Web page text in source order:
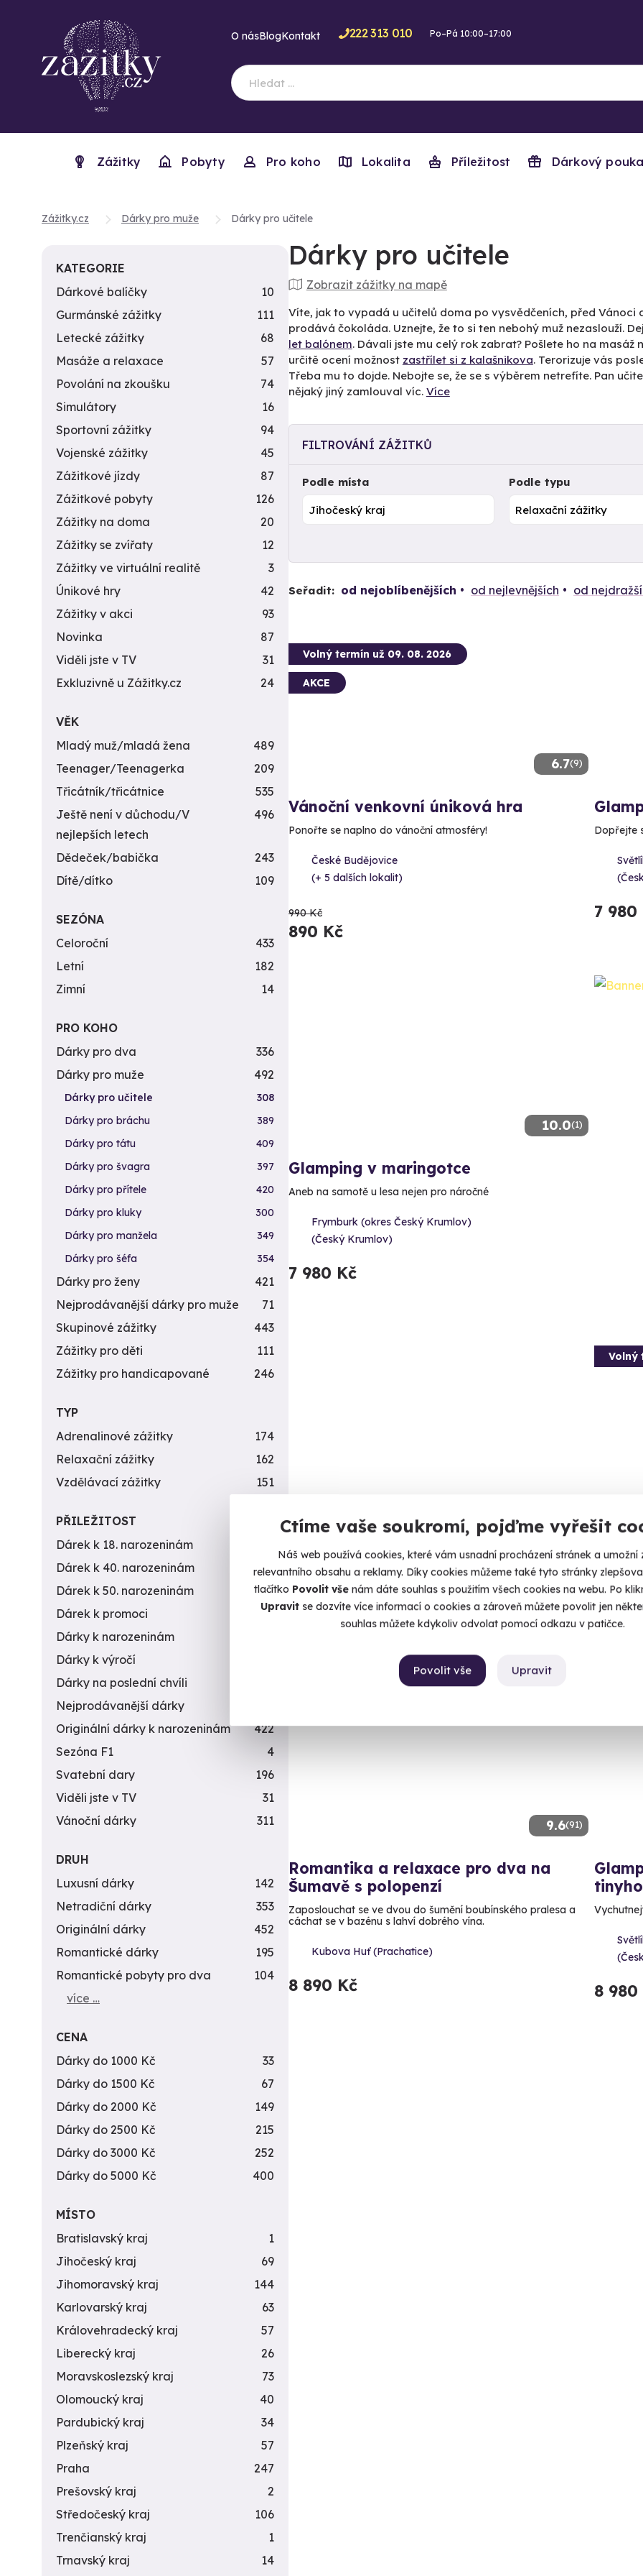
Ctíme vaše soukromí, pojďme vyřešit
Náš web používá cookies, které vám usnadní procházení stránek a umožní
relevantního obsahu a reklamy. Díky cookies můžeme také tyto stránky
tlačítko Povolit vše nám dáte souhlas s použitím všech cookies na webu. Po
Upravitse dozvíte více informací o cookies a zároveň můžete povolit jen
souhlas můžete kdykoliv odvolat pomocí odkazu v patičce.
Upravit
Povolit vše
O násBlogKontakt 222 313 010 Po–Pá 10:00–17:00
Zážitky Pobyty Pro koho Lokalita Příležitost Dárkový
Zážitky.cz Dárky pro muže Dárky pro učitele
Dárky pro učitele
Zobrazit zážitky na mapě
Víte, jak to vypadá u učitelů doma po vysvědčeních, před
prodává čokoláda. Uznejte, že to si ten nebohý muž nezaslouží.
let balónem. Dávali jste mu celý rok zabrat? Pošlete ho na masáž
určitě ocení možnost zastřílet si z kalašnikova. Terorizuje vás
Třeba mu to dojde. Nebojte se, že se s výběrem netrefíte. Pan
nějaký jiný zamlouval víc. Více
FILTROVÁNÍ ZÁŽITKŮ
Podle místa Podle typu
Seřadit: od nejoblíbenějších od nejlevnějších od
6.7(9)
Volný termín už 09. 08. 2026
AKCE
Vánoční venkovní úniková hra
Ponořte se naplno do vánoční atmosféry!
České Budějovice
(+ 5 dalších lokalit)
990 Kč
890 Kč
Dopřejte
7 980
10.0(1)
Glamping v maringotce
Aneb na samotě u lesa nejen pro náročné
Frymburk (okres Český Krumlov)
(Český Krumlov)
7 980 Kč
Lipna s vinotékou
Malý domek pro velký zážitek
Světlík (okres Český Krumlov)
7 980 Kč
Volný
Pobyt na
6 590
9.6(91)
Romantika a relaxace pro dva na
Šumavě s polopenzí
Zaposlouchat se ve dvou do šumění boubínského pralesa a
cáchat se v bazénu s lahví dobrého vína.
Kubova Huť (Prachatice)
8 890 Kč 8 980
KATEGORIE
Dárkové balíčky
10
Gurmánské zážitky
111
Letecké zážitky
68
Masáže a relaxace
57
Povolání na zkoušku
74
Simulátory
16
Sportovní zážitky
94
Vojenské zážitky
45
Zážitkové jízdy
87
Zážitkové pobyty
126
Zážitky na doma
20
Zážitky se zvířaty
12
Zážitky ve virtuální realitě
3
Únikové hry
42
Zážitky v akci
93
Novinka
87
Viděli jste v TV
31
Exkluzivně u Zážitky.cz
24
VĚK
Mladý muž/mladá žena
489
Teenager/Teenagerka
209
Třicátník/třicátnice
535
Ještě není v důchodu/V
nejlepších letech
496
Dědeček/babička
243
Dítě/dítko
109
SEZÓNA
Celoroční
433
Letní
182
Zimní
14
PRO KOHO
Dárky pro dva
336
Dárky pro muže
492
Dárky pro učitele
308
Dárky pro bráchu
389
Dárky pro tátu
409
Dárky pro švagra
397
Dárky pro přítele
420
Dárky pro kluky
300
Dárky pro manžela
349
Dárky pro šéfa
354
Dárky pro ženy
421
Nejprodávanější dárky pro muže
71
Skupinové zážitky
443
Zážitky pro děti
111
Zážitky pro handicapované
246
TYP
Adrenalinové zážitky
174
Relaxační zážitky
162
Vzdělávací zážitky
151
PŘILEŽITOST
Dárek k 18. narozeninám
Dárek k 40. narozeninám
453
Dárek k 50. narozeninám
378
Dárek k promoci
245
Dárky k narozeninám
Dárky k výročí
Dárky na poslední chvíli
Nejprodávanější dárky
Originální dárky k narozeninám
422
Sezóna F1
4
Svatební dary
196
Viděli jste v TV
31
Vánoční dárky
311
DRUH
Luxusní dárky
142
Netradiční dárky
353
Originální dárky
452
Romantické dárky
195
Romantické pobyty pro dva
104
více …
CENA
Dárky do 1000 Kč
33
Dárky do 1500 Kč
67
Dárky do 2000 Kč
149
Dárky do 2500 Kč
215
Dárky do 3000 Kč
252
Dárky do 5000 Kč
400
MÍSTO
Bratislavský kraj
1
Jihočeský kraj
69
Jihomoravský kraj
144
Karlovarský kraj
63
Královehradecký kraj
57
Liberecký kraj
26
Moravskoslezský kraj
73
Olomoucký kraj
40
Pardubický kraj
34
Plzeňský kraj
57
Praha
247
Prešovský kraj
2
Středočeský kraj
106
Trenčianský kraj
1
Trnavský kraj
14